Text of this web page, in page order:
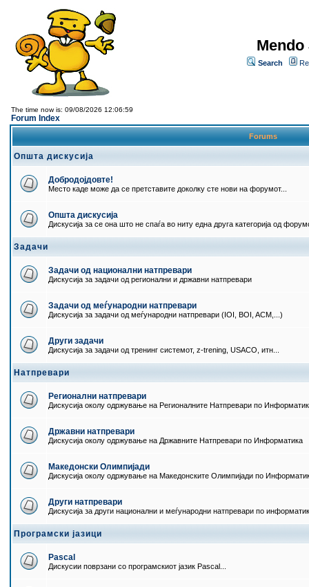
Search
The time now is: 09/08/2026 12:06:59
Forum Index
Forums
Општа дискусија
Добродојдовте!
Место каде може да се претставите доколку сте нови на форумот...
Општа дискусија
Дискусија за се она што не спаѓа во ниту една друга категорија од
Задачи
Задачи од национални натпревари
Дискусија за задачи од регионални и државни натпревари
Задачи од меѓународни натпревари
Дискусија за задачи од меѓународни натпревари (IOI, BOI, ACM,...)
Други задачи
Дискусија за задачи од тренинг системот, z-trening, USACO, итн...
Натпревари
Регионални натпревари
Дискусија околу одржување на Регионалните Натпревари по
Државни натпревари
Дискусија околу одржување на Државните Натпревари по Информатика
Македонски Олимпијади
Дискусија околу одржување на Македонските Олимпијади по
Други натпревари
Дискусија за други национални и меѓународни натпревари по
Програмски јазици
Pascal
Дискусии поврзани со програмскиот јазик Pascal...